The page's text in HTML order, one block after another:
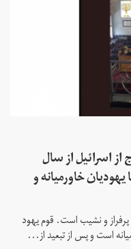
اسرائیل از سال
یهودیان خاورمیانه و
پرفراز و نشیب است. قوم یهود
است و پس از تبعید از...